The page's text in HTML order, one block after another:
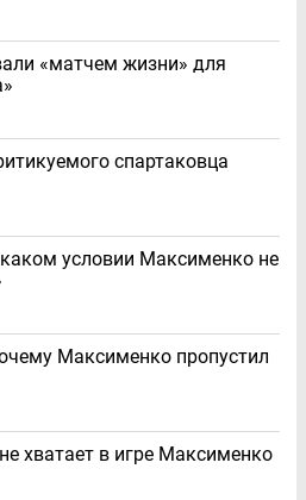
«матчем жизни» для
спартаковца
условии Максименко не
Максименко пропустил
хватает в игре Максименко